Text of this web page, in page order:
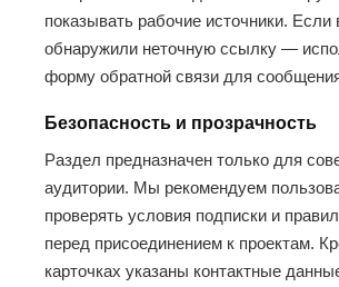
показывать рабочие источники. Если
обнаружили неточную ссылку —
форму обратной связи для
Безопасность и прозрачность
Раздел предназначен только для
аудитории. Мы рекомендуем
проверять условия подписки и
перед присоединением к проектам.
карточках указаны контактные